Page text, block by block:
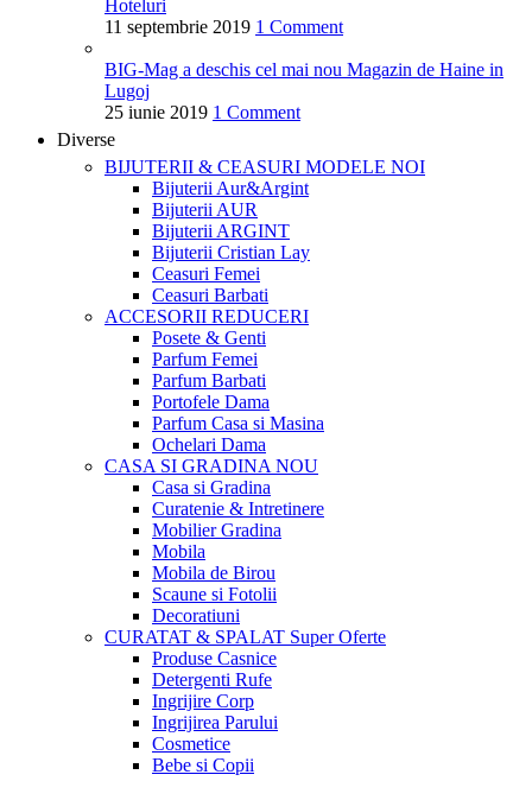
Hoteluri
11 septembrie 2019 1 Comment
BIG-Mag a deschis cel mai nou Magazin de Haine in
Lugoj
25 iunie 2019 1 Comment
Diverse
BIJUTERII & CEASURI MODELE NOI
Bijuterii Aur&Argint
Bijuterii AUR
Bijuterii ARGINT
Bijuterii Cristian Lay
Ceasuri Femei
Ceasuri Barbati
ACCESORII REDUCERI
Posete & Genti
Parfum Femei
Parfum Barbati
Portofele Dama
Parfum Casa si Masina
Ochelari Dama
CASA SI GRADINANOU
Casa si Gradina
Curatenie & Intretinere
Mobilier Gradina
Mobila
Mobila de Birou
Scaune si Fotolii
Decoratiuni
CURATAT & SPALAT Super Oferte
Produse Casnice
Detergenti Rufe
Ingrijire Corp
Ingrijirea Parului
Cosmetice
Bebe si Copii